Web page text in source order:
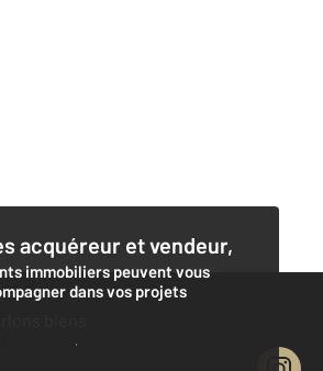
acquéreur et vendeur,
immobiliers peuvent vous
dans vos projets
Contacter l'agence
biens